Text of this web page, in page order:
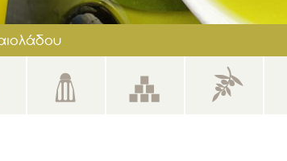
/ αρωματικά βότανα